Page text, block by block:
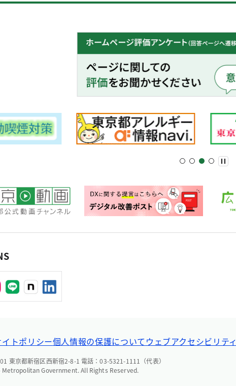
イトポリシー個人情報の保護についてウェブアクセシビリティ
東京都新宿区西新宿2-8-1 電話：03-5321-1111（代表）
Metropolitan Government. All Rights Reserved.